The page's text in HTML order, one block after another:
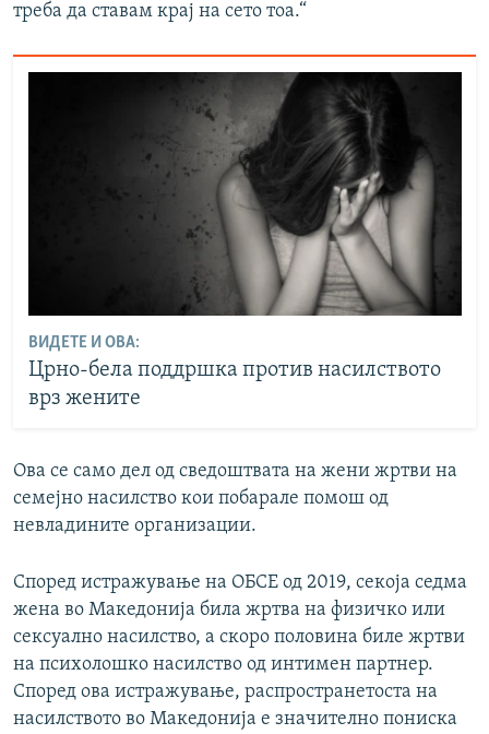
треба да ставам крај на сето тоа.“
ВИДЕТЕ И ОВА:
Црно-бела поддршка против насилството
врз жените
Ова се само дел од сведоштвата на жени жртви на
семејно насилство кои побарале помош од
невладините организации.
Според истражување на ОБСЕ од 2019, секоја седма
жена во Македонија била жртва на физичко или
сексуално насилство, а скоро половина биле жртви
на психолошко насилство од интимен партнер.
Според ова истражување, распространетоста на
насилството во Македонија е значително пониска